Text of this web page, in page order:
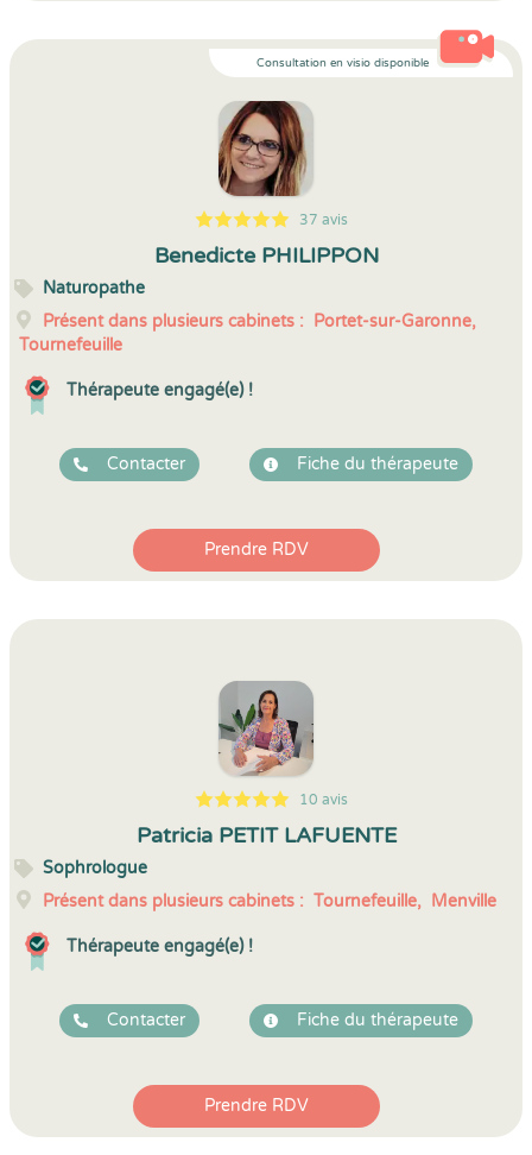
Consultation en visio disponible
5
1
5
37 37 avis
Benedicte PHILIPPON
Naturopathe
Présent dans plusieurs cabinets : Portet-sur-Garonne,
Tournefeuille
Thérapeute engagé(e) !
Contacter Fiche du thérapeute
Prendre RDV
5
1
5
10 10 avis
Patricia PETIT LAFUENTE
Sophrologue
Présent dans plusieurs cabinets : Tournefeuille, Menville
Thérapeute engagé(e) !
Contacter Fiche du thérapeute
Prendre RDV